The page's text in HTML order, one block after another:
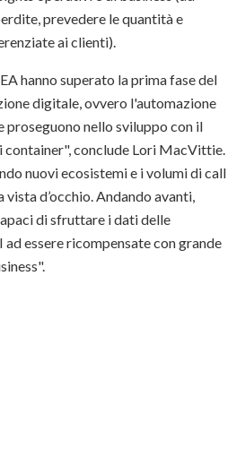
prevedere le quantità e
ai clienti).
hanno superato la prima fase del
digitale, ovvero l'automazione
proseguono nello sviluppo con il
container", conclude Lori MacVittie.
nuovi ecosistemi e i volumi di call
d’occhio. Andando avanti,
di sfruttare i dati delle
essere ricompensate con grande